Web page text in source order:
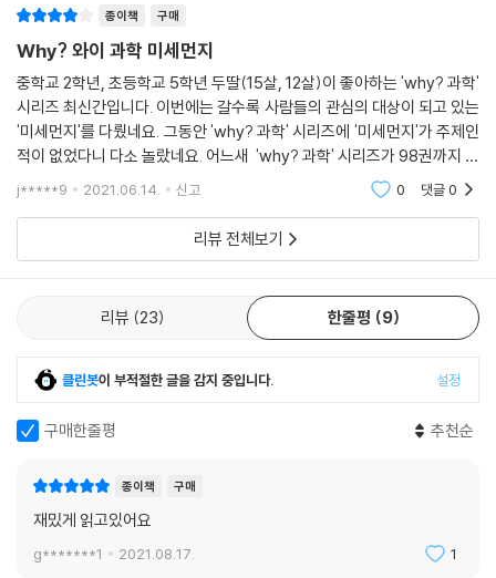
종이책 구매
Why? 와이 과학 미세먼지
중학교 2학년, 초등학교 5학년 두딸(15살, 12살)이 좋아하는 'why? 과학'
시리즈 최신간입니다. 이번에는 갈수록 사람들의 관심의 대상이 되고 있는
'미세먼지'를 다뤘네요. 그동안 'why? 과학' 시리즈에 '미세먼지'가 주제인
적이 없었다니 다소 놀랐네요. 어느새 'why? 과학' 시리즈가 98권까지 발
간됐네요. 100권은 언제쯤 나오려나요^^ 예스24에서 받은 여러가지 상
품권을 사용해서
j*****9 2021.06.14. 신고 0 댓글0
리뷰 전체보기
리뷰 23 한줄평 9
클린봇이 부적절한 글을 감지 중입니다. 설정
구매한줄평 추천순
종이책 구매
재밌게 읽고있어요
g*******1 2021.08.17. 1